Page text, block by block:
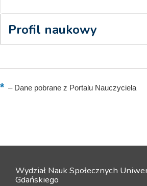
Profil naukowy
–Dane pobrane z Portalu Nauczyciela
Wydział Nauk Społecznych
Gdańskiego